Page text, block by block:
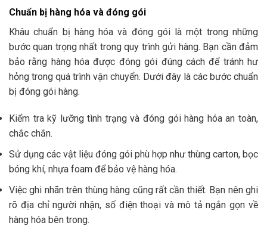
Chuẩn bị hàng hóa và đóng gói
Khâu chuẩn bị hàng hóa và đóng gói là một trong những
bước quan trọng nhất trong quy trình gửi hàng. Bạn cần đảm
bảo rằng hàng hóa được đóng gói đúng cách để tránh hư
hỏng trong quá trình vận chuyển. Dưới đây là các bước chuẩn
bị đóng gói hàng.
Kiểm tra kỹ lưỡng tình trạng và đóng gói hàng hóa an toàn,
chắc chắn.
Sử dụng các vật liệu đóng gói phù hợp như thùng carton, bọc
bóng khí, nhựa foam để bảo vệ hàng hóa.
Việc ghi nhãn trên thùng hàng cũng rất cần thiết. Bạn nên ghi
rõ địa chỉ người nhận, số điện thoại và mô tả ngắn gọn về
hàng hóa bên trong.